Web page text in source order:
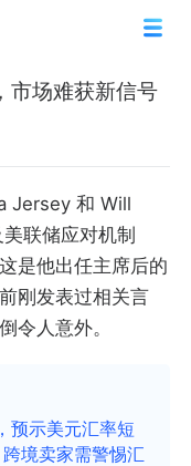
市场难获新信号
Jersey 和 Will
联储应对机制
是他出任主席后的
刚发表过相关言
令人意外。
预示美元汇率短
境卖家需警惕汇